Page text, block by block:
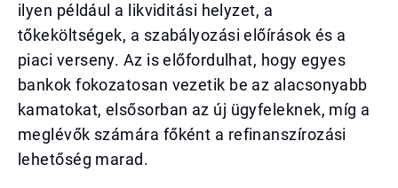
ilyen például a likviditási helyzet, a
tőkeköltségek, a szabályozási előírások és a
piaci verseny. Az is előfordulhat, hogy egyes
bankok fokozatosan vezetik be az alacsonyabb
kamatokat, elsősorban az új ügyfeleknek, míg a
meglévők számára főként a refinanszírozási
lehetőség marad.